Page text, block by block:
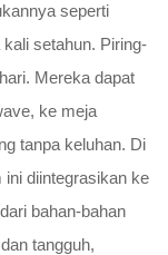
seperti
setahun. Piring-
Mereka dapat
ke meja
tanpa keluhan. Di
diintegrasikan ke
bahan-bahan
tangguh,